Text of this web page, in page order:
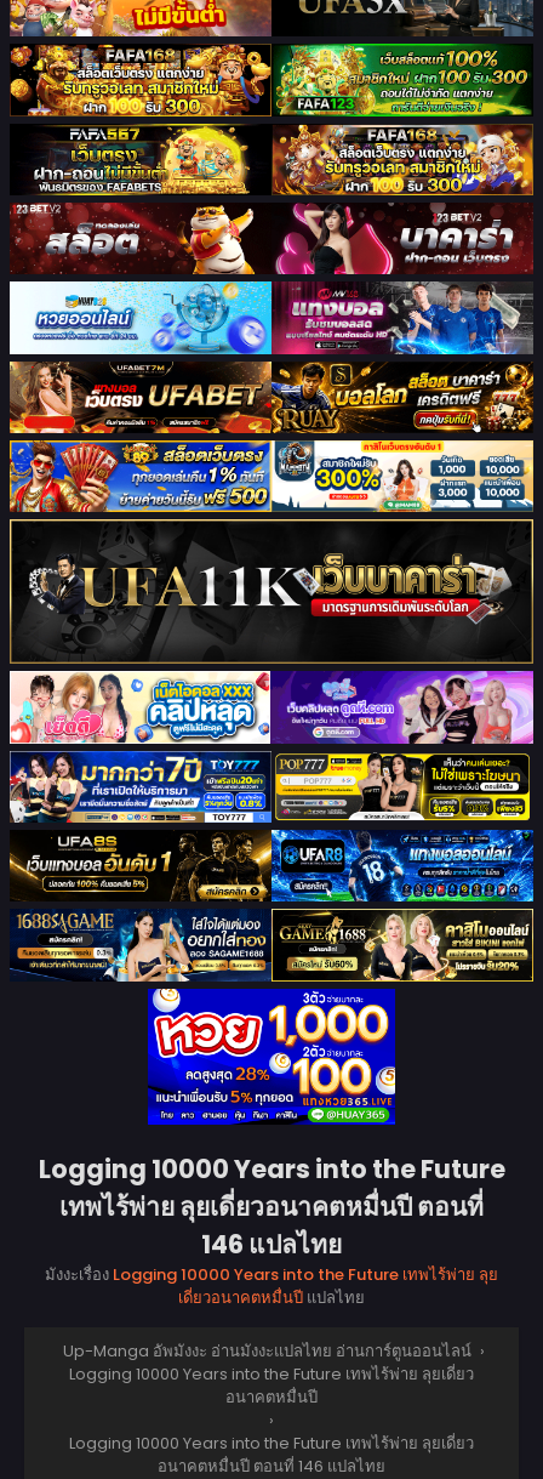
Logging 10000 Years into the Future
เทพไร้พ่าย ลุยเดี่ยวอนาคตหมื่นปี ตอนที่
146 แปลไทย
มังงะเรื่อง Logging 10000 Years into the Future เทพไร้พ่าย ลุย
เดี่ยวอนาคตหมื่นปี แปลไทย
Up-Manga อัพมังงะ อ่านมังงะแปลไทย อ่านการ์ตูนออนไลน์ ›
Logging 10000 Years into the Future เทพไร้พ่าย ลุยเดี่ยว
อนาคตหมื่นปี
›
Logging 10000 Years into the Future เทพไร้พ่าย ลุยเดี่ยว
อนาคตหมื่นปี ตอนที่ 146 แปลไทย